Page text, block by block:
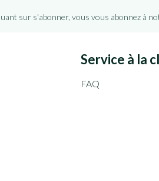
sur s'abonner, vous vous abonnez à
Service à la
FAQ